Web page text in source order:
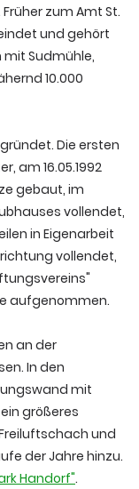
zum Amt St.
und gehört
Sudmühle,
10.000
Die ersten
am 16.05.1992
gebaut, im
vollendet,
in Eigenarbeit
vollendet,
aufgenommen.
an der
In den
mit
größeres
und
der Jahre hinzu.
Handorf".